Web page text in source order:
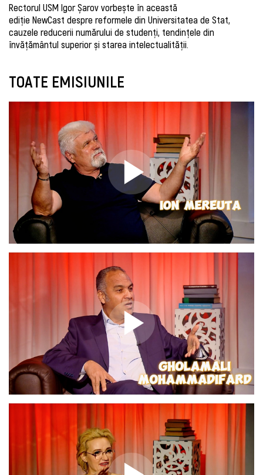
Rectorul USM Igor Șarov vorbește în această
ediție NewCast despre reformele din Universitatea de Stat,
cauzele reducerii numărului de studenți, tendințele din
învățământul superior și starea intelectualității.
TOATE EMISIUNILE